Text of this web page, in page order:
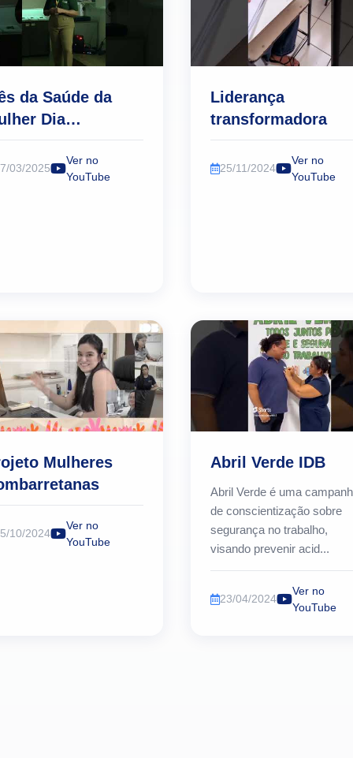
Barreto
da Saúde da
Dia
da
03/2025
Ver no
YouTube
Liderança
transformadora
25/11/2024
Ver no
YouTube
Mulheres
10/2024
Ver no
YouTube
Abril Verde IDB
Abril Verde é uma
de conscientização sobre
segurança no trabalho,
visando prevenir acid...
23/04/2024
Ver no
YouTube